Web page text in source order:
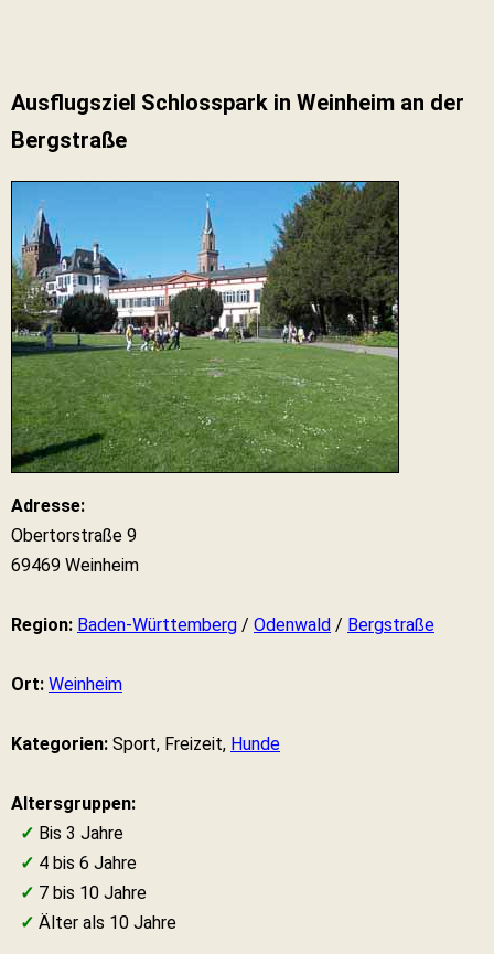
Ausflugsziel Schlosspark in Weinheim an der
Bergstraße
Adresse:
Obertorstraße 9
69469 Weinheim
Region: Baden-Württemberg / Odenwald / Bergstraße
Ort: Weinheim
Kategorien: Sport, Freizeit, Hunde
Altersgruppen:
✓ Bis 3 Jahre
✓ 4 bis 6 Jahre
✓ 7 bis 10 Jahre
✓ Älter als 10 Jahre